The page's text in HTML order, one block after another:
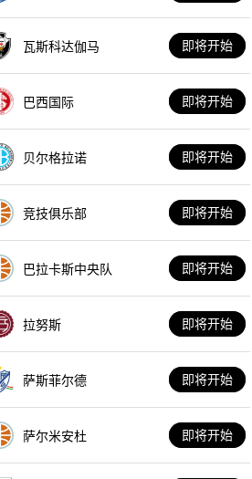
瓦斯科达伽马 即将开始
巴西国际 即将开始
贝尔格拉诺 即将开始
竞技俱乐部 即将开始
巴拉卡斯中央队 即将开始
拉努斯 即将开始
萨斯菲尔德 即将开始
萨尔米安杜 即将开始